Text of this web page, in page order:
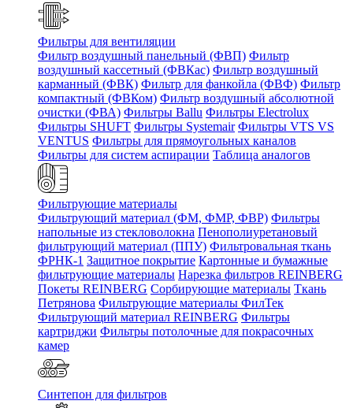
Фильтры для вентиляции
Фильтр воздушный панельный (ФВП) Фильтр
воздушный кассетный (ФВКас) Фильтр воздушный
карманный (ФВК) Фильтр для фанкойла (ФВФ) Фильтр
компактный (ФВКом) Фильтр воздушный абсолютной
очистки (ФВА) Фильтры Ballu Фильтры Electrolux
Фильтры SHUFT Фильтры Systemair Фильтры VTS VS
VENTUS Фильтры для прямоугольных каналов
Фильтры для систем аспирации Таблица аналогов
Фильтрующие материалы
Фильтрующий материал (ФМ, ФМР, ФВР) Фильтры
напольные из стекловолокна Пенополиуретановый
фильтрующий материал (ППУ) Фильтровальная ткань
ФРНК-1 Защитное покрытие Картонные и бумажные
фильтрующие материалы Нарезка фильтров REINBERG
Покеты REINBERG Сорбирующие материалы Ткань
Петрянова Фильтрующие материалы ФилТек
Фильтрующий материал REINBERG Фильтры
картриджи Фильтры потолочные для покрасочных
камер
Синтепон для фильтров